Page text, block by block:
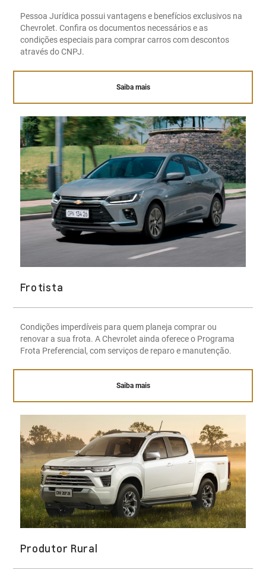
Pessoa Jurídica possui vantagens e benefícios exclusivos na
Chevrolet. Confira os documentos necessários e as
condições especiais para comprar carros com descontos
através do CNPJ.
Saiba mais
Frotista
Condições imperdíveis para quem planeja comprar ou
renovar a sua frota. A Chevrolet ainda oferece o Programa
Frota Preferencial, com serviços de reparo e manutenção.
Saiba mais
Produtor Rural